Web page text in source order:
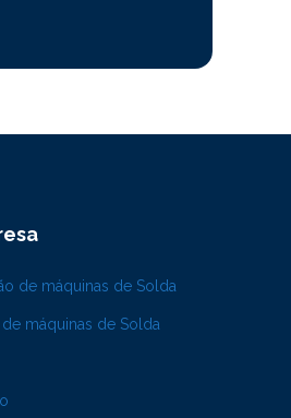
de máquinas de Solda
máquinas de Solda